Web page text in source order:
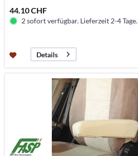
44.10 CHF
2 sofort verfügbar. Lieferzeit 2-4 Tage.
Details